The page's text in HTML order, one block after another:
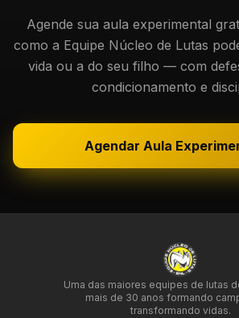
Agende sua aula experimental
como a Equipe Núcleo de Lutas
vida ou a do seu filho — com
condicionamento e
Agendar Aula
Uma das maiores equipes de lutas
mais de 30 anos formando
transformando vidas.